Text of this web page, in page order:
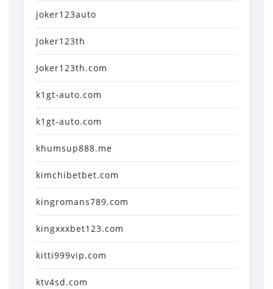
joker123auto
Joker123th
Joker123th.com
k1gt-auto.com
k1gt-auto.com
khumsup888.me
kimchibetbet.com
kingromans789.com
kingxxxbet123.com
kitti999vip.com
ktv4sd.com